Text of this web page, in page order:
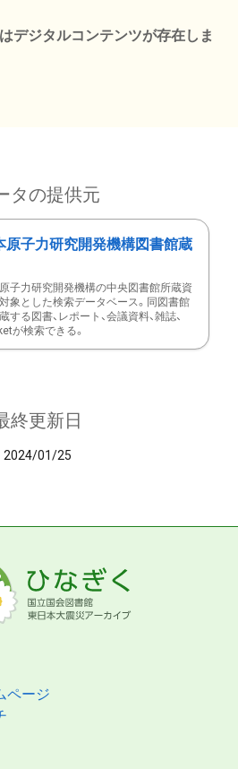
デジタルコンテンツが存在しま
タの提供元
原子力研究開発機構図書館蔵
子力研究開発機構の中央図書館所蔵資
象とした検索データベース。同図書館
する図書、レポート、会議資料、雑誌、
が検索できる。
終更新日
2024/01/25
ページ